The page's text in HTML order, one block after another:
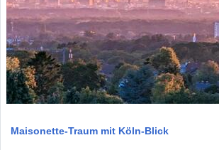
Maisonette-Traum mit Köln-Blick